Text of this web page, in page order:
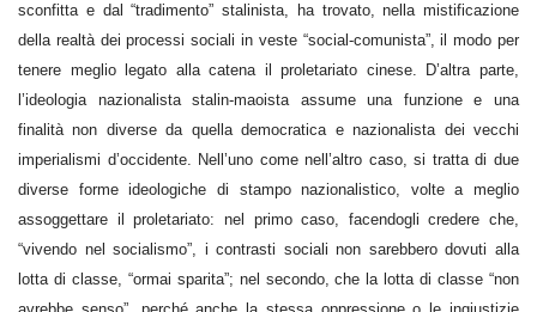
sconfitta e dal “tradimento” stalinista, ha trovato, nella mistificazione
della realtà dei processi sociali in veste “social-comunista”, il modo per
tenere meglio legato alla catena il proletariato cinese. D’altra parte,
l’ideologia nazionalista stalin-maoista assume una funzione e una
finalità non diverse da quella democratica e nazionalista dei vecchi
imperialismi d’occidente. Nell’uno come nell’altro caso, si tratta di due
diverse forme ideologiche di stampo nazionalistico, volte a meglio
assoggettare il proletariato: nel primo caso, facendogli credere che,
“vivendo nel socialismo”, i contrasti sociali non sarebbero dovuti alla
lotta di classe, “ormai sparita”; nel secondo, che la lotta di classe “non